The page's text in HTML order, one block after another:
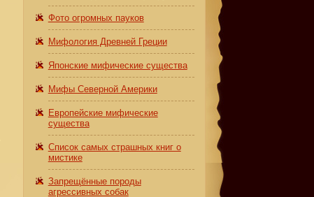
Фото огромных пауков
Мифология Древней Греции
Японские мифические существа
Мифы Северной Америки
Европейские мифические
существа
Список самых страшных книг о
мистике
Запрещённые породы
агрессивных собак